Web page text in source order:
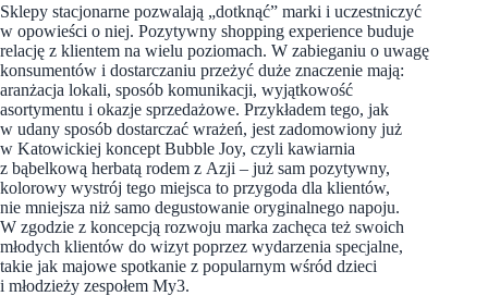
Sklepy stacjonarne pozwalają „dotknąć” marki i uczestniczyć
w opowieści o niej. Pozytywny shopping experience buduje
relację z klientem na wielu poziomach. W zabieganiu o uwagę
konsumentów i dostarczaniu przeżyć duże znaczenie mają:
aranżacja lokali, sposób komunikacji, wyjątkowość
asortymentu i okazje sprzedażowe. Przykładem tego, jak
w udany sposób dostarczać wrażeń, jest zadomowiony już
w Katowickiej koncept Bubble Joy, czyli kawiarnia
z bąbelkową herbatą rodem z Azji – już sam pozytywny,
kolorowy wystrój tego miejsca to przygoda dla klientów,
nie mniejsza niż samo degustowanie oryginalnego napoju.
W zgodzie z koncepcją rozwoju marka zachęca też swoich
młodych klientów do wizyt poprzez wydarzenia specjalne,
takie jak majowe spotkanie z popularnym wśród dzieci
i młodzieży zespołem My3.